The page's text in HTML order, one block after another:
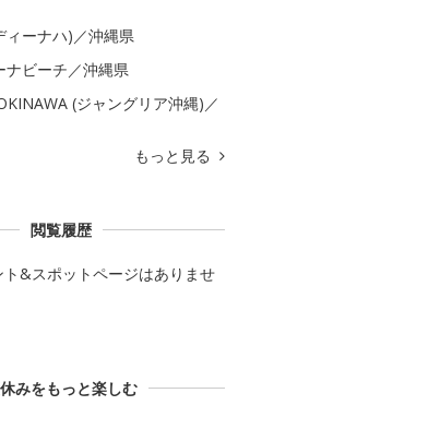
ィーナハ)／沖縄県
ナビーチ／沖縄県
(ジャングリア沖縄)／
もっと見る
閲覧履歴
&スポットページはありませ
みをもっと楽しむ